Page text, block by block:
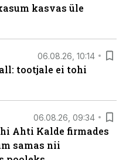
kasvas üle
06.08.26, 10:14
tootjale ei tohi
06.08.26, 09:34
Ahti Kalde firmades
samas nii